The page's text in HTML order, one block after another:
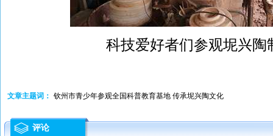
科技爱好者们参观坭兴陶
文章主题词： 钦州市青少年参观全国科普教育基地 传承坭兴陶文化
评论